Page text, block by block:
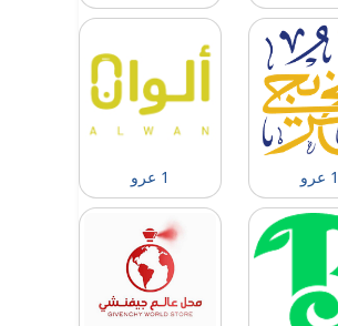
1 عرو 1 عرو